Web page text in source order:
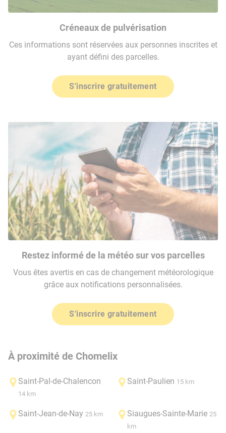
Créneaux de pulvérisation
Ces informations sont réservées aux personnes inscrites et
ayant défini des parcelles.
S'inscrire gratuitement
Restez informé de la météo sur vos parcelles
Vous êtes avertis en cas de changement météorologique
grâce aux notifications personnalisées.
S'inscrire gratuitement
À proximité de Chomelix
Saint-Pal-de-Chalencon
14 km
Saint-Paulien 15 km
Saint-Jean-de-Nay 25 km Siaugues-Sainte-Marie 25
km